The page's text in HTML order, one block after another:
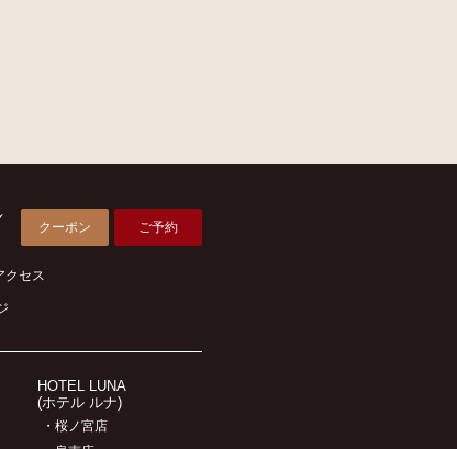
クーポン ご予約
クセス
HOTEL LUNA
(ホテル ルナ)
・桜ノ宮店